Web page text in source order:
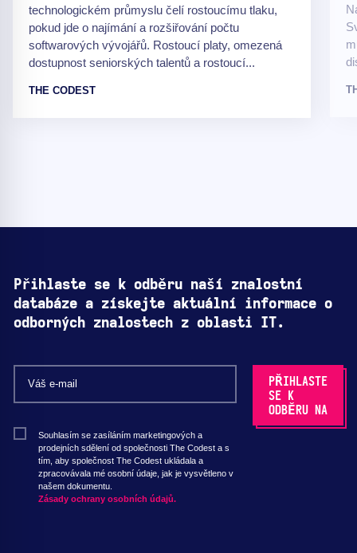
technologickém průmyslu čelí rostoucímu tlaku,
pokud jde o najímání a rozšiřování počtu
softwarových vývojářů. Rostoucí platy, omezená
dostupnost seniorských talentů a rostoucí...
THE CODEST
Přihlaste se k odběru naší znalostní
databáze a získejte aktuální informace o
odborných znalostech z oblasti IT.
Souhlasím se zasíláním marketingových a
prodejních sdělení od společnosti The Codest a s
tím, aby společnost The Codest ukládala a
zpracovávala mé osobní údaje, jak je vysvětleno v
našem dokumentu.
Zásady ochrany osobních údajů.